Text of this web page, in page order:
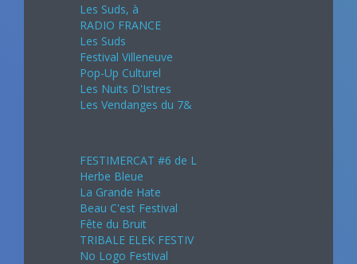
Les Suds, à
RADIO FRANCE
Les Suds
Festival Villeneuve
Pop-Up Culturel
Les Nuits D'Istres
Les Vendanges du 7&
FESTIMERCAT #6 de L
Herbe Bleue
La Grande Hate
Beau C'est Festival
Fête du Bruit
TRIBALE ELEK FESTIV
No Logo Festival